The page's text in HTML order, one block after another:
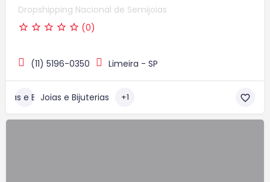
Dropshipping Nacional de Semijoias
(0)
(11) 5196-0350 Limeira - SP
Joias e Bijuterias +1